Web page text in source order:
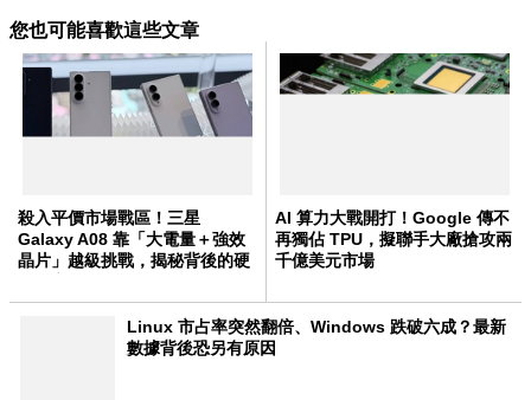
您也可能喜歡這些文章
殺入平價市場戰區！三星
Galaxy A08 靠「大電量＋強效
晶片」越級挑戰，揭秘背後的硬
AI 算力大戰開打！Google 傳不
再獨佔 TPU，擬聯手大廠搶攻兩
千億美元市場
Linux 市占率突然翻倍、Windows 跌破六成？最新
數據背後恐另有原因